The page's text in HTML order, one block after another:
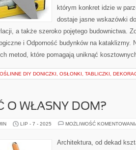
którym konkret idzie w
dostaje jasne wskazówki
a także szeroko pojętego budownictwa.
i Odporność budynków na kataklizmy.
metod, które pomagają uniknąć
DIY DONICZKI, OSŁONKI, TABLICZKI,
O WŁASNY DOM?
LIP - 7 - 2025 MOŻLIWOŚĆ
Architektura, od dekad